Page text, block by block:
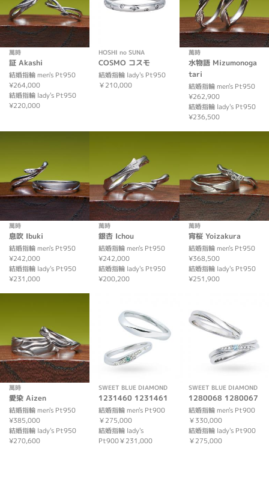
萬時
証 Akashi
結婚指輪 men's Pt950
¥264,000
結婚指輪 lady's Pt950
¥220,000
HOSHI no SUNA
COSMO コスモ
結婚指輪 lady's Pt950
￥210,000
萬時
水物語 Mizumonoga
tari
結婚指輪 men's Pt950
¥262,900
結婚指輪 lady's Pt950
¥236,500
萬時
息吹 Ibuki
結婚指輪 men's Pt950
¥242,000
結婚指輪 lady's Pt950
¥231,000
萬時
銀杏 Ichou
結婚指輪 men's Pt950
¥242,000
結婚指輪 lady's Pt950
¥200,200
萬時
宵桜 Yoizakura
結婚指輪 men's Pt950
¥368,500
結婚指輪 lady's Pt950
¥251,900
萬時
愛染 Aizen
結婚指輪 men's Pt950
¥385,000
結婚指輪 lady's Pt950
¥270,600
SWEET BLUE DIAMOND
1231460 1231461
結婚指輪 men's Pt900
￥275,000
結婚指輪 lady's
Pt900￥231,000
SWEET BLUE DIAMOND
1280068 1280067
結婚指輪 men's Pt900
￥330,000
結婚指輪 lady's Pt900
￥275,000